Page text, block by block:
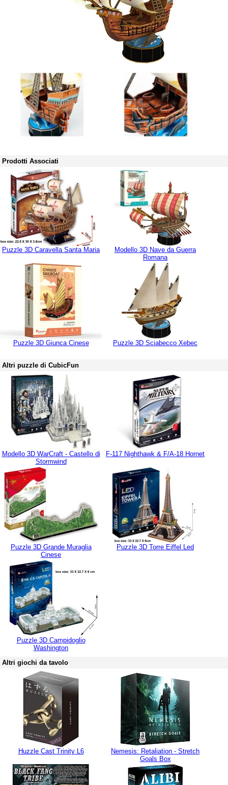
Prodotti Associati
Puzzle 3D Caravella Santa Maria
Modello 3D Nave da Guerra
Romana
Puzzle 3D Giunca Cinese Puzzle 3D Sciabecco Xebec
Altri puzzle di CubicFun
Modello 3D WarCraft - Castello di
Stormwind
F-117 Nighthawk & F/A-18 Hornet
Puzzle 3D Grande Muraglia
Cinese
Puzzle 3D Torre Eiffel Led
Puzzle 3D Campidoglio
Washington
Altri giochi da tavolo
Huzzle Cast Trinity L6
Nemesis: Retaliation - Stretch
Goals Box